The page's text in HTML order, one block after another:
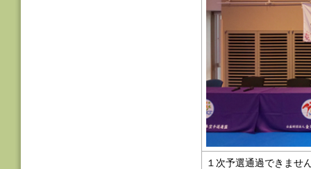
１次予選通過できませ